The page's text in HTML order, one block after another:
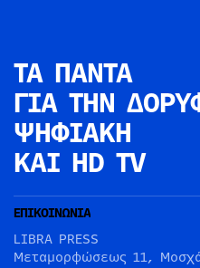
ΤΑ ΠΑΝΤΑ
ΓΙΑ ΤΗΝ
ΨΗΦΙΑΚΗ
ΚΑΙ HD TV
ΕΠΙΚΟΙΝΩΝΙΑ
LIBRA PRESS
Μεταμορφώσεως 11,